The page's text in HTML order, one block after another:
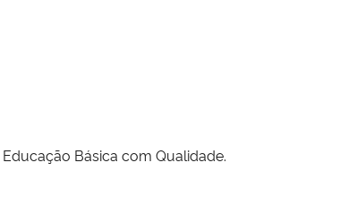
Básica com Qualidade.